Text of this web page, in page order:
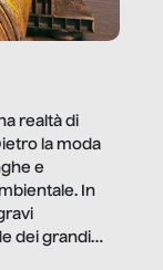
realtà di
la moda
e
In
dei grandi